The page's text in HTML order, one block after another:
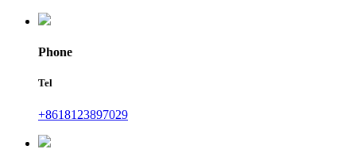
Phone
Tel
+8618123897029